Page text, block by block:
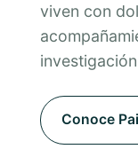
viven con
Conoce